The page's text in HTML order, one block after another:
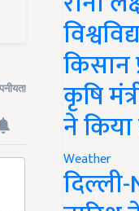
किसान
कृषि
ने
Weather